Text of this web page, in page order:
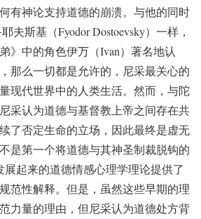
有神论支持道德的崩溃。与他的同时
夫斯基（Fyodor Dostoevsky）一样，
》中的角色伊万（Ivan）著名地认
那么一切都是允许的，尼采最关心的
现代世界中的人类生活。然而，与陀
采认为道德与基督教上帝之间存在共
了否定生命的立场，因此最终是虚无
是第一个将道德与其神圣制裁脱钩的
展起来的道德情感心理学理论提供了
范性解释。但是，虽然这些早期的理
力量的理由，但尼采认为道德处方背